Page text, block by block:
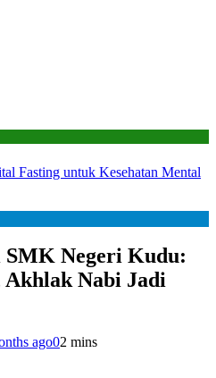
Fasting untuk Kesehatan Mental
Negeri Kudu:
Akhlak Nabi Jadi
ago02 mins